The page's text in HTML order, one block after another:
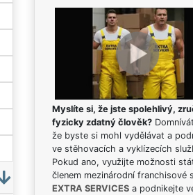
Myslíte si, že jste spolehlivý,
fyzicky zdatný člověk?
že byste si mohl vydělávat a
ve stěhovacích a vyklízecích
Pokud ano, využijte možnosti
členem mezinárodní franchisové
EXTRA SERVICESa podnikejte